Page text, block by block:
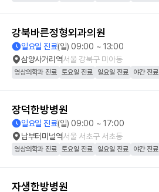
강북바른정형외과의원
일요일 진료(일) 09:00 ~ 13:00
삼양사거리역서울 강북구 미아동
영상의학과 진료 토요일 진료 일요일 진료 야간 진료
장덕한방병원
일요일 진료(일) 09:00 ~ 17:00
남부터미널역서울 서초구 서초동
영상의학과 진료 토요일 진료 일요일 진료 야간 진료
자생한방병원